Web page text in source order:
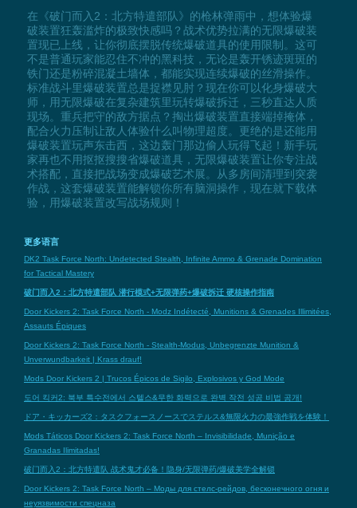
在《破门而入2：北方特遣部队》的枪林弹雨中，想体验爆
破装置狂轰滥炸的极致快感吗？战术优势拉满的无限爆破装
置现已上线，让你彻底摆脱传统爆破道具的使用限制。这可
不是普通玩家能忍住不冲的黑科技，无论是轰开锈迹斑斑的
铁门还是粉碎混凝土墙体，都能实现连续爆破的丝滑操作。
标准战斗里爆破装置总是捉襟见肘？现在你可以化身爆破大
师，用无限爆破在复杂建筑里玩转爆破拆迁，三秒直达人质
现场。重兵把守的敌方据点？掏出爆破装置直接端掉掩体，
配合火力压制让敌人体验什么叫物理超度。更绝的是还能用
爆破装置玩声东击西，这边轰门那边偷人玩得飞起！新手玩
家再也不用抠抠搜搜省爆破道具，无限爆破装置让你专注战
术搭配，直接把战场变成爆破艺术展。从多房间清理到突袭
作战，这套爆破装置能解锁你所有脑洞操作，现在就下载体
验，用爆破装置改写战场规则！
更多语言
DK2 Task Force North: Undetected Stealth, Infinite Ammo & Grenade Domination
for Tactical Mastery
破门而入2：北方特遣部队 潜行模式+无限弹药+爆破拆迁 硬核操作指南
Door Kickers 2: Task Force North - Modz Indétecté, Munitions & Grenades Illimitées,
Assauts Épiques
Door Kickers 2: Task Force North - Stealth-Modus, Unbegrenzte Munition &
Unverwundbarkeit | Krass drauf!
Mods Door Kickers 2 | Trucos Épicos de Sigilo, Explosivos y God Mode
도어 킥커2: 북부 특수전에서 스텔스&무한 화력으로 완벽 작전 성공 비법 공개!
ドア・キッカーズ2：タスクフォースノースでステルス&無限火力の最強作戦を体験！
Mods Táticos Door Kickers 2: Task Force North – Invisibilidade, Munição e
Granadas Ilimitadas!
破门而入2：北方特遣队 战术鬼才必备！隐身/无限弹药/爆破美学全解锁
Door Kickers 2: Task Force North – Моды для стелс-рейдов, бесконечного огня и
неуязвимости спецназа